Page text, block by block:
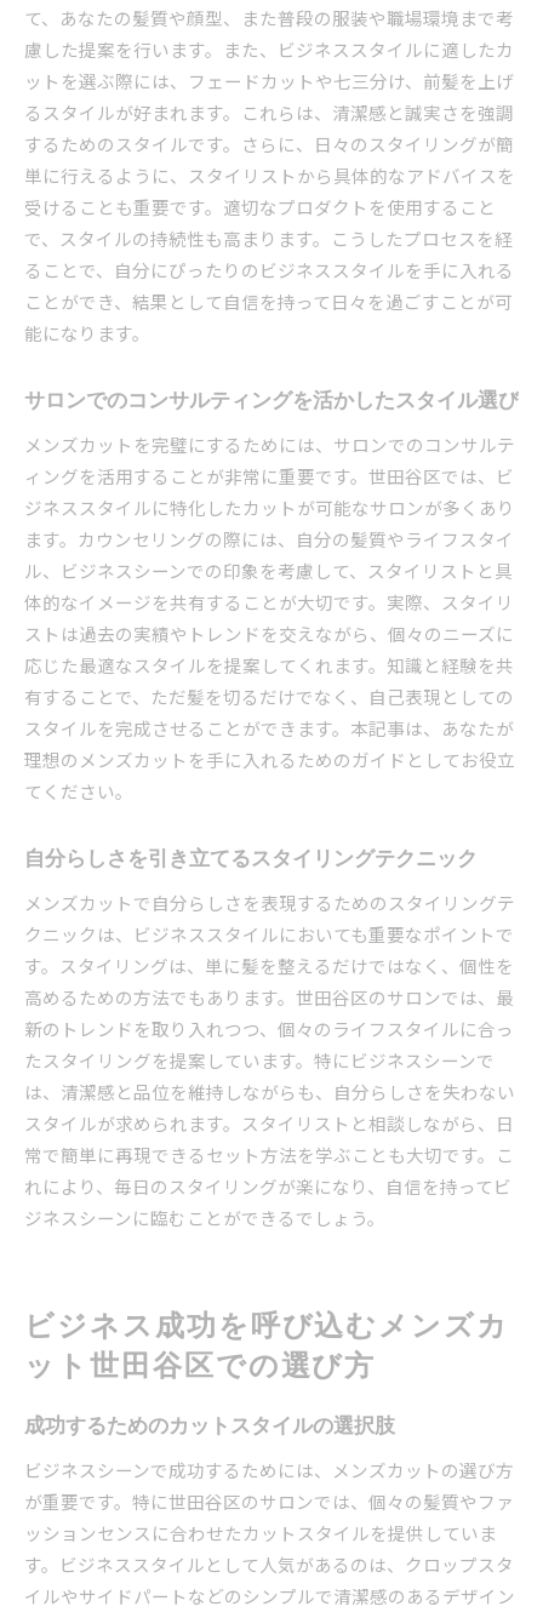
て、あなたの髪質や顔型、また普段の服装や職場環境まで考
慮した提案を行います。また、ビジネススタイルに適したカ
ットを選ぶ際には、フェードカットや七三分け、前髪を上げ
るスタイルが好まれます。これらは、清潔感と誠実さを強調
するためのスタイルです。さらに、日々のスタイリングが簡
単に行えるように、スタイリストから具体的なアドバイスを
受けることも重要です。適切なプロダクトを使用すること
で、スタイルの持続性も高まります。こうしたプロセスを経
ることで、自分にぴったりのビジネススタイルを手に入れる
ことができ、結果として自信を持って日々を過ごすことが可
能になります。
サロンでのコンサルティングを活かしたスタイル選び
メンズカットを完璧にするためには、サロンでのコンサルテ
ィングを活用することが非常に重要です。世田谷区では、ビ
ジネススタイルに特化したカットが可能なサロンが多くあり
ます。カウンセリングの際には、自分の髪質やライフスタイ
ル、ビジネスシーンでの印象を考慮して、スタイリストと具
体的なイメージを共有することが大切です。実際、スタイリ
ストは過去の実績やトレンドを交えながら、個々のニーズに
応じた最適なスタイルを提案してくれます。知識と経験を共
有することで、ただ髪を切るだけでなく、自己表現としての
スタイルを完成させることができます。本記事は、あなたが
理想のメンズカットを手に入れるためのガイドとしてお役立
てください。
自分らしさを引き立てるスタイリングテクニック
メンズカットで自分らしさを表現するためのスタイリングテ
クニックは、ビジネススタイルにおいても重要なポイントで
す。スタイリングは、単に髪を整えるだけではなく、個性を
高めるための方法でもあります。世田谷区のサロンでは、最
新のトレンドを取り入れつつ、個々のライフスタイルに合っ
たスタイリングを提案しています。特にビジネスシーンで
は、清潔感と品位を維持しながらも、自分らしさを失わない
スタイルが求められます。スタイリストと相談しながら、日
常で簡単に再現できるセット方法を学ぶことも大切です。こ
れにより、毎日のスタイリングが楽になり、自信を持ってビ
ジネスシーンに臨むことができるでしょう。
ビジネス成功を呼び込むメンズカ
ット世田谷区での選び方
成功するためのカットスタイルの選択肢
ビジネスシーンで成功するためには、メンズカットの選び方
が重要です。特に世田谷区のサロンでは、個々の髪質やファ
ッションセンスに合わせたカットスタイルを提供していま
す。ビジネススタイルとして人気があるのは、クロップスタ
イルやサイドパートなどのシンプルで清潔感のあるデザイン